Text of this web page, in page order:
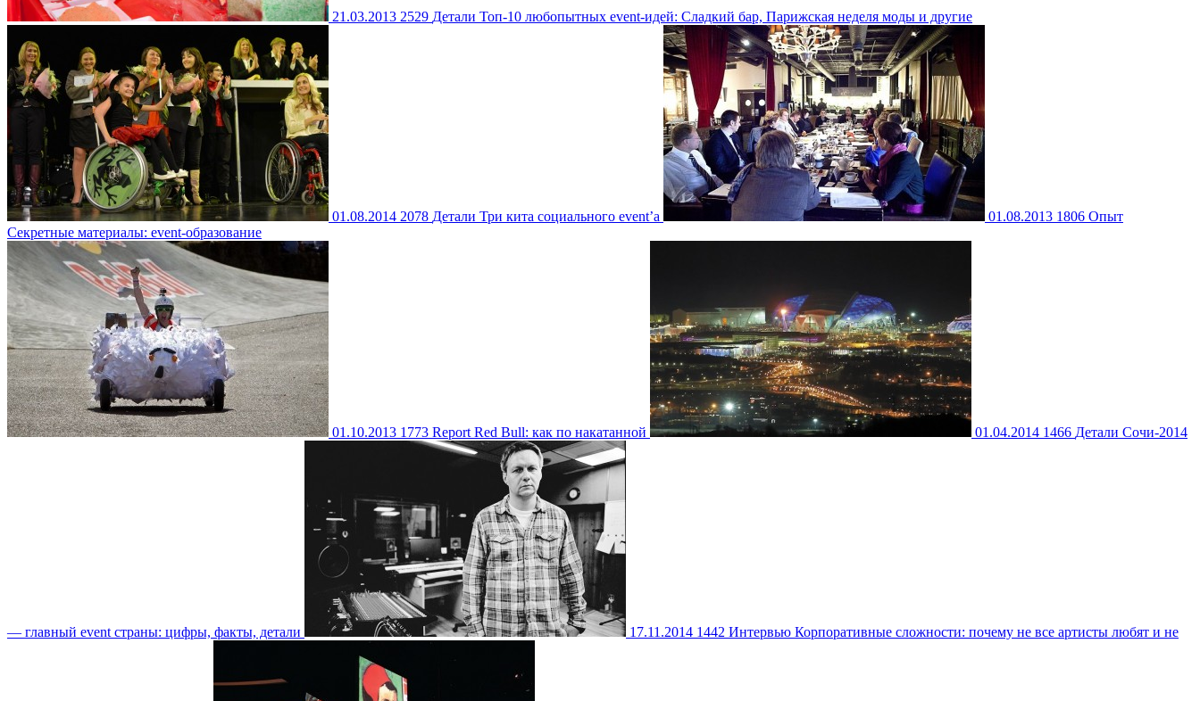
21.03.2013 2529 Детали Топ-10 любопытных event-идей: Сладкий бар, Парижская неделя моды и другие
01.08.2014 2078 Детали Три кита социального event’а 01.08.2013 1806 Опыт
Секретные материалы: event-образование
01.10.2013 1773 Report Red Bull: как по накатанной 01.04.2014 1466 Детали Сочи-2014
— главный event страны: цифры, факты, детали 17.11.2014 1442 Интервью Корпоративные сложности: почему не все артисты любят и не